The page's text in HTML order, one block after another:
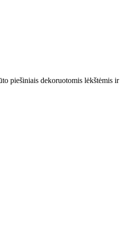
piešiniais dekoruotomis lėkštėmis ir